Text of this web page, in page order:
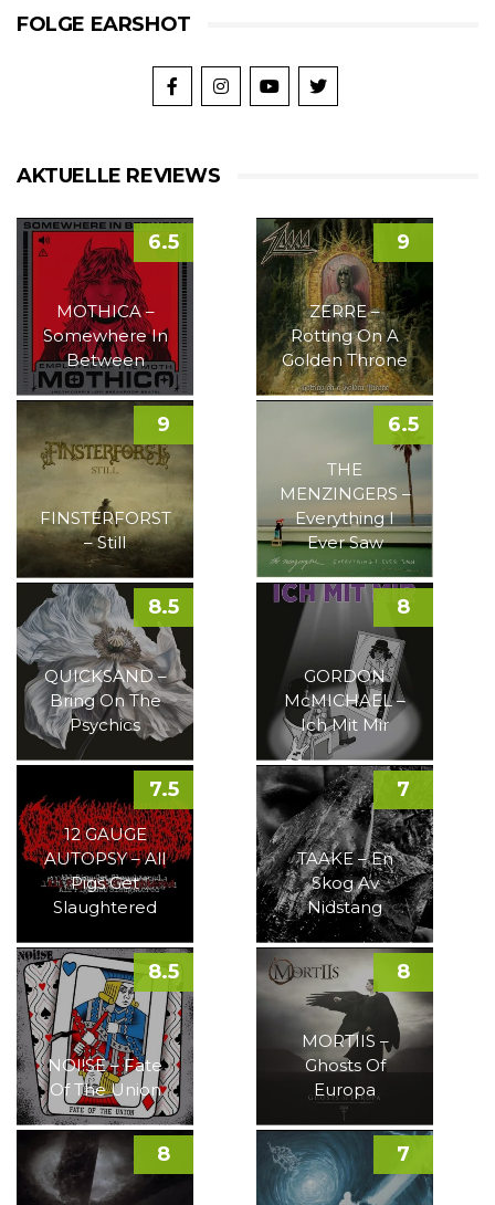
FOLGE EARSHOT
AKTUELLE REVIEWS
MOTHICA –
Somewhere In
Between
6.5
ZERRE –
Rotting On A
Golden Throne
9
FINSTERFORST
– Still
9
THE
MENZINGERS –
Everything I
Ever Saw
6.5
QUICKSAND –
Bring On The
Psychics
8.5
GORDON
McMICHAEL –
Ich Mit Mir
8
12 GAUGE
AUTOPSY – All
Pigs Get
Slaughtered
7.5
TAAKE – En
Skog Av
Nidstang
7
NOI!SE – Fate
Of The Union
8.5
MORTIIS –
Ghosts Of
Europa
8
8 7